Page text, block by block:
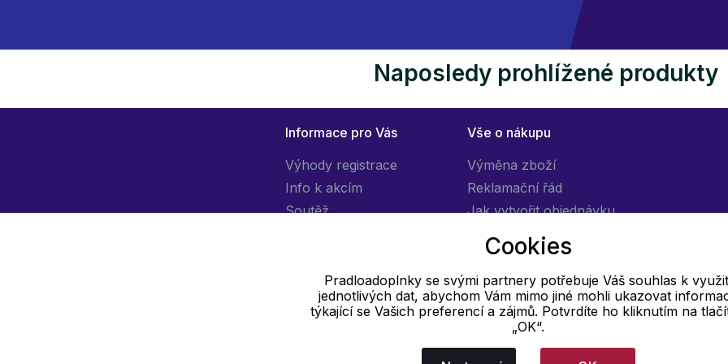
Naposledy prohlížené produkty
Informace pro Vás
Výhody registrace
Info k akcím
Soutěž
Vše o nákupu
Výměna zboží
Reklamační řád
Jak vytvořit objednávku
Obchodní podmínky
Doprava
E-mail
info@pradloadoplnky.cz
Cookies
Pradloadoplnky se svými partnery potřebuje Váš souhlas k
jednotlivých dat, abychom Vám mimo jiné mohli ukazovat
týkající se Vašich preferencí a zájmů. Potvrdíte ho kliknutím na
„OK“.